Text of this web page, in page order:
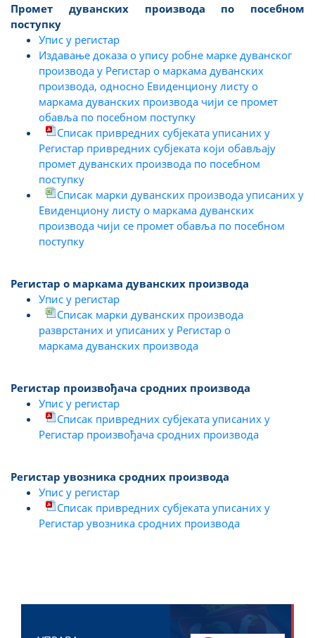
Промет дуванских производа по посебном
поступку
Упис у регистар
Издавање доказа о упису робне марке дуванског
производа у Регистар о маркама дуванских
производа, односно Евиденциону листу о
маркама дуванских производа чији се промет
обавља по посебном поступку
Списак привредних субјеката уписаних у
Регистар привредних субјеката који обављају
промет дуванских производа по посебном
поступку
Списак марки дуванских производа уписаних у
Евиденциону листу о маркама дуванских
производа чији се промет обавља по посебном
поступку
Регистар о маркама дуванских производа
Упис у регистар
Списак марки дуванских производа
разврстаних и уписаних у Регистар о
маркама дуванских производа
Регистар произвођача сродних производа
Упис у регистар
Списак привредних субјеката уписаних у
Регистар произвођача сродних производа
Регистар увозника сродних производа
Упис у регистар
Списак привредних субјеката уписаних у
Регистар увозника сродних производа